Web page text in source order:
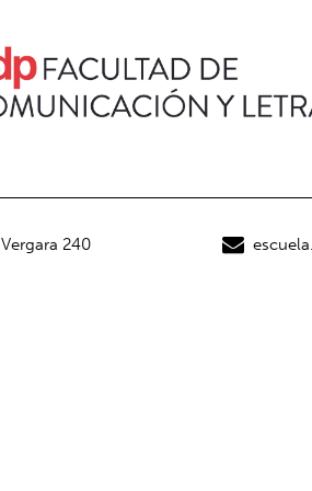
Vergara 240